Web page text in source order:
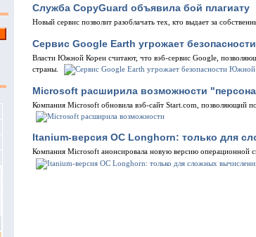
Служба CopyGuard объявила бой плагиату
Новый сервис позволит разоблачать тех, кто выдает за
Сервис Google Earth угрожает
Власти Южной Кореи считают, что вэб-сервис Google,
страны.
Microsoft расширила возможности
Компания Microsoft обновила вэб-сайт Start.com, позволяющий
Itanium-версия ОС Longhorn: только для
Компания Microsoft анонсировала новую версию операционной